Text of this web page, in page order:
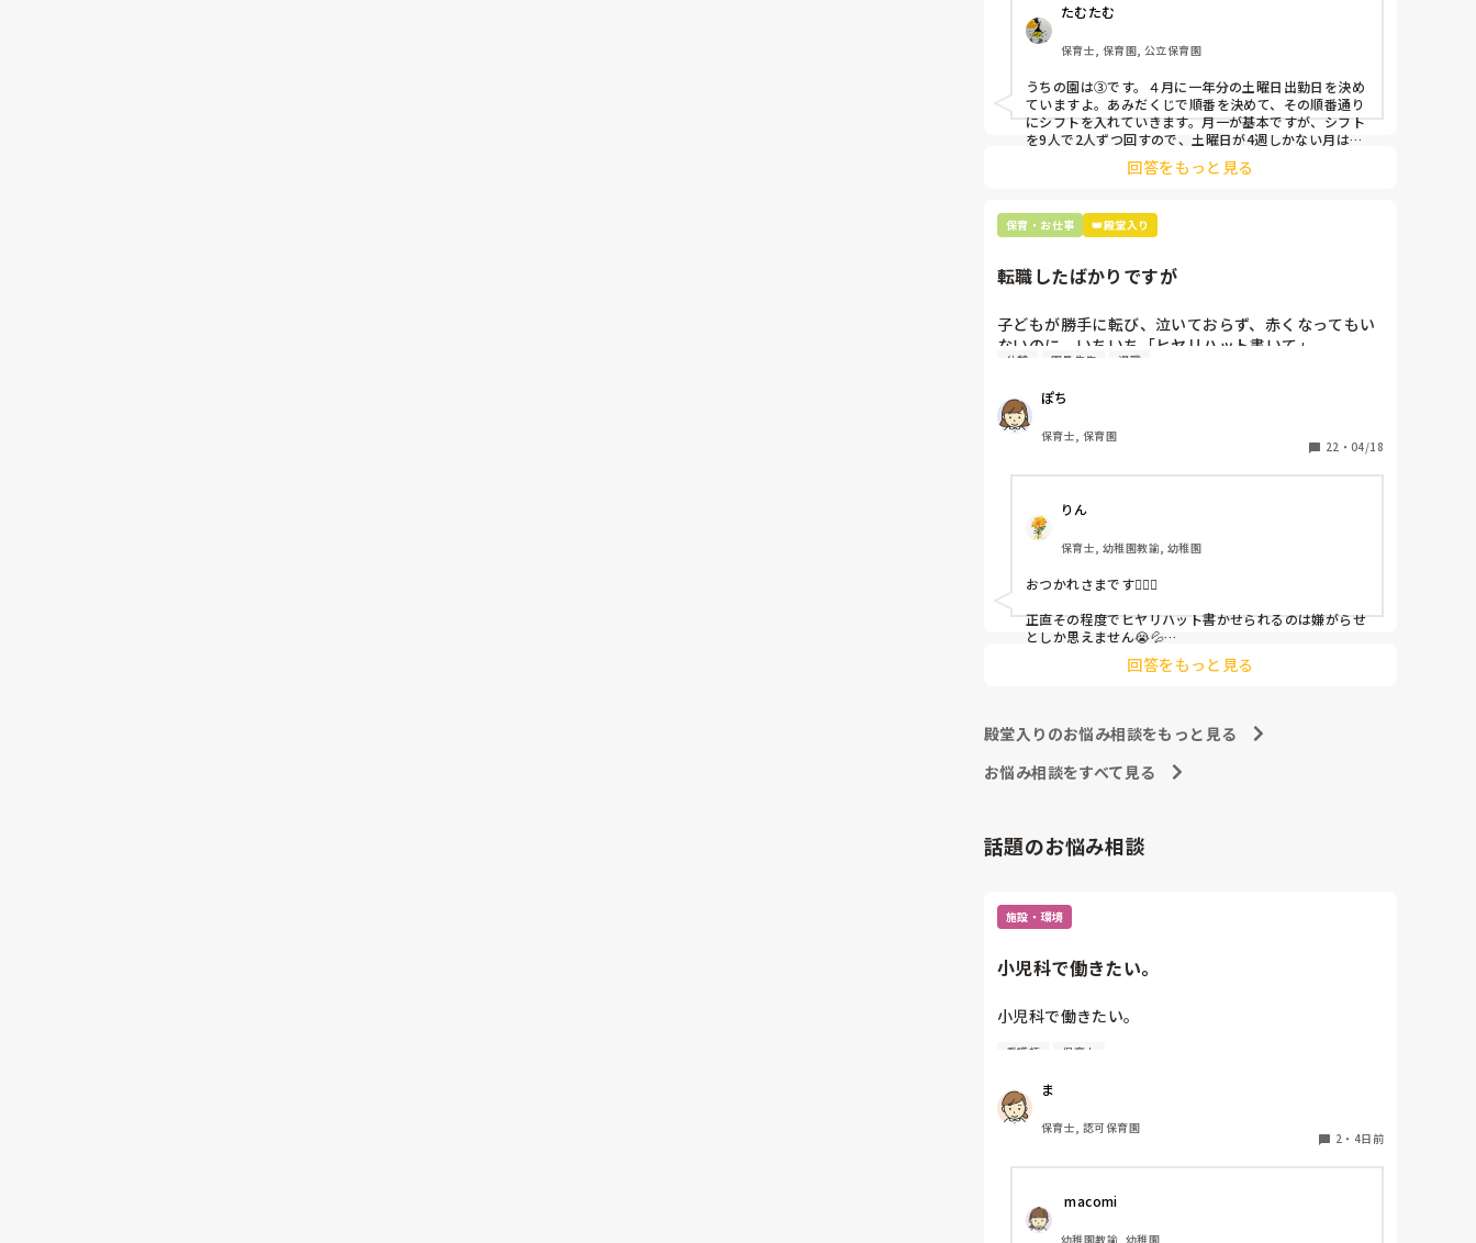
①土曜日の希望休は2日まで、と制限をかける
②毎月、必ず土曜保育に入ることのできる日を1日だ
けピックアップしてもらう
③仮シフトが出た時、土曜出勤が難しければ自身で代
わりの人を交渉して見つけてもらう
上記のいずれかの対策を取り入れることを考えていま
たむたむ
保育士, 保育園, 公立保育園
うちの園は③です。４月に一年分の土曜日出勤日を決め
ていますよ。あみだくじで順番を決めて、その順番通り
にシフトを入れていきます。月一が基本ですが、シフト
を9人で2人ずつ回すので、土曜日が4週しかない月は無
しの時もありますよ。その土曜日が出られない人は、同
じシフト時間の人と自分で交代して貰い、主任に報告し
回答をもっと見る
保育・お仕事 👑殿堂入り
転職したばかりですが
子どもが勝手に転び、泣いておらず、赤くなってもい
ないのに、いちいち「ヒヤリハット書いて」
と書かされ
休憩時間に書くしかなく、辛いです
（そう言う本人は書かない）
しかも、上司に↑この内容でも
「どうしたらなくせるか」
呼ばれて一緒に対策を考えさせられること多数
これだけで30〜40分拘束されて辛いです
皆さんの園はどうですか?
休憩 園長先生 退職
ぽち
保育士, 保育園
22 ・ 04/18
りん
保育士, 幼稚園教諭, 幼稚園
おつかれさまです🙇🏻‍♀️
正直その程度でヒヤリハット書かせられるのは嫌がらせ
としか思えません😭💦
他の先生方も同様のことをされているのでしょうか？
回答をもっと見る
殿堂入りのお悩み相談をもっと見る
お悩み相談をすべて見る
話題のお悩み相談
施設・環境
小児科で働きたい。
小児科で働きたい。
今は保育園勤務ですが、
本当は小児科で保育士として
働きたいです。
ほぼなく、ホームページなどもチェック
していますが見つかりません😭
看護師 保育士
ま
保育士, 認可保育園
2 ・ 4日前
macomi
幼稚園教諭, 幼稚園